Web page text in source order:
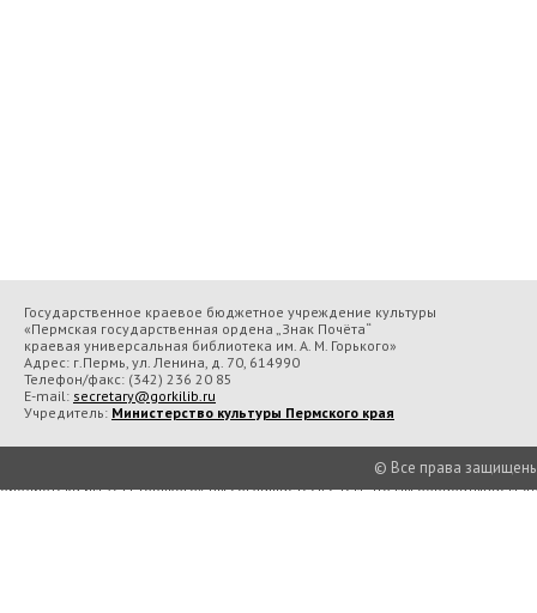
Государственное краевое бюджетное учреждение культуры
«Пермская государственная ордена „Знак Почёта“
краевая универсальная библиотека им. А. М. Горького»
Адрес: г.Пермь, ул. Ленина, д. 70, 614990
Телефон/факс: (342) 236 20 85
E-mail: secretary@gorkilib.ru
Учредитель: Министерство культуры Пермского края
© Все права
Во время посещения сайта Государственное краевое бюджетное
библиотека им. А. М. Горького» вы соглашаетесь с тем, что мы обрабатываем